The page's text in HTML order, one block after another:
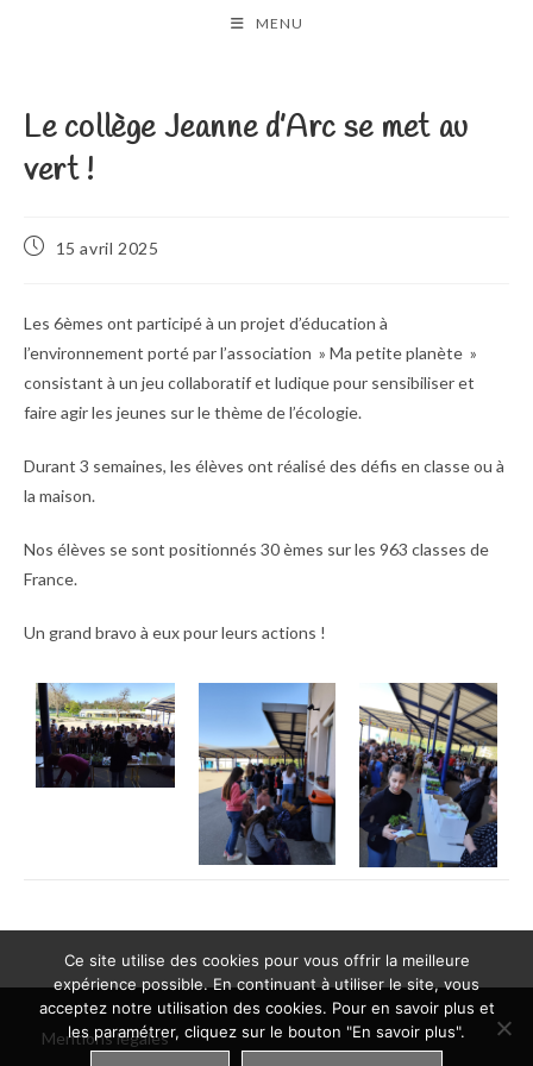
MENU
Le collège Jeanne d’Arc se met au
vert !
Publication
15 avril 2025
Les 6èmes ont participé à un projet d’éducation à
l’environnement porté par l’association » Ma petite planète »
consistant à un jeu collaboratif et ludique pour sensibiliser et
faire agir les jeunes sur le thème de l’écologie.
Durant 3 semaines, les élèves ont réalisé des défis en classe ou à
la maison.
Nos élèves se sont positionnés 30 èmes sur les 963 classes de
France.
Un grand bravo à eux pour leurs actions !
Mentions légales
Ce site utilise des cookies pour vous offrir la meilleure
expérience possible. En continuant à utiliser le site, vous
acceptez notre utilisation des cookies. Pour en savoir plus et
les paramétrer, cliquez sur le bouton "En savoir plus".